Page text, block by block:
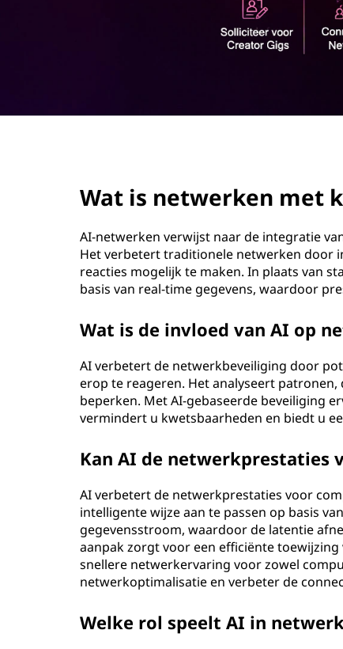
Wat is netwerken met
AI-netwerken verwijst naar de integratie
Het verbetert traditionele netwerken door
reacties mogelijk te maken. In plaats van
basis van real-time gegevens, waardoor
Wat is de invloed van AI op
AI verbetert de netwerkbeveiliging door
erop te reageren. Het analyseert
beperken. Met AI-gebaseerde beveiliging
vermindert u kwetsbaarheden en biedt u
Kan AI de netwerkprestaties
AI verbetert de netwerkprestaties voor
intelligente wijze aan te passen op basis
gegevensstroom, waardoor de latentie
aanpak zorgt voor een efficiënte
snellere netwerkervaring voor zowel
netwerkoptimalisatie en verbeter de
Welke rol speelt AI in